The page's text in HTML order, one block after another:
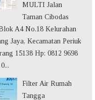
MULTI Jalan
Taman Cibodas
A4 No.18 Kelurahan
Jaya, Kecamatan Periuk
15138 Hp: 0812 9698
Filter Air Rumah
Tangga